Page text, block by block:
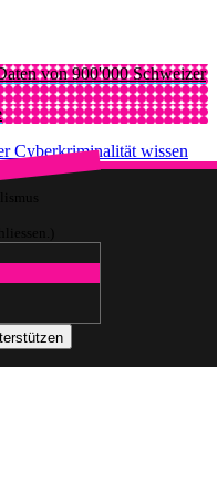
von 900'000 Schweizer
Cyberkriminalität wissen